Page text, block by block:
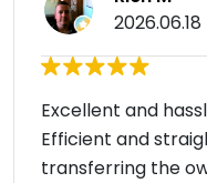
2026.06.18
Excellent and
Efficient and
transferring the